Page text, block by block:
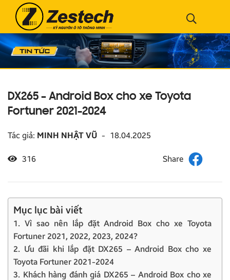
DX265 – Android Box cho xe Toyota
Fortuner 2021-2024
Tác giả: MINH NHẬT VŨ - 18.04.2025
316
Mục lục bài viết
1. Vì sao nên lắp đặt Android Box cho xe Toyota
Fortuner 2021, 2022, 2023, 2024?
2. Ưu đãi khi lắp đặt DX265 – Android Box cho xe
Toyota Fortuner 2021-2024
3. Khách hàng đánh giá DX265 – Android Box cho xe